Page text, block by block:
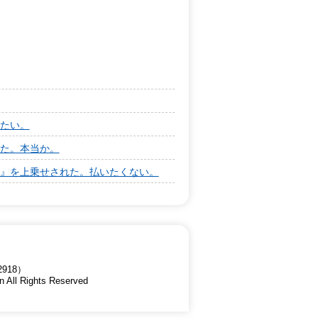
い。
本当か。
上乗せされた。払いたくない。
）
All Rights Reserved